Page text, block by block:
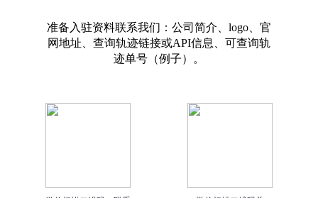
准备入驻资料联系我们：公司简介、logo、官
网地址、查询轨迹链接或API信息、可查询轨
迹单号（例子）。